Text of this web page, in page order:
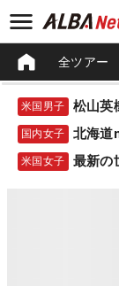
全ツアー
米国男子
国内女子 北海
米国女子 最新の